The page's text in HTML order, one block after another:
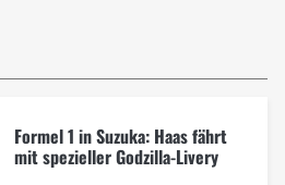
Formel 1 in Suzuka: Haas fährt
mit spezieller Godzilla-Livery